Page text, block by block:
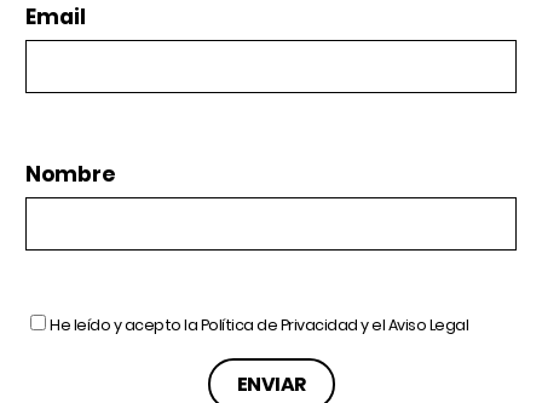
Email
Nombre
He leído y acepto laPolítica de Privacidady elAviso Legal